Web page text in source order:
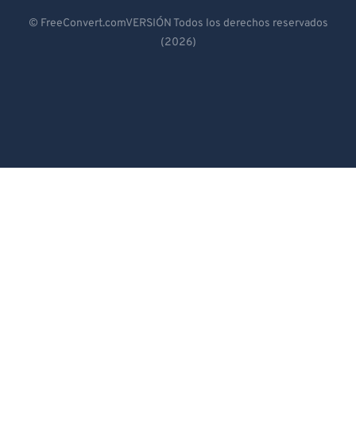
Español
© FreeConvert.comVERSIÓN Todos los derechos reservados
(2026)